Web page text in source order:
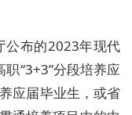
公布的2023年现代
职“3+3”分段培养应
应届毕业生，或省